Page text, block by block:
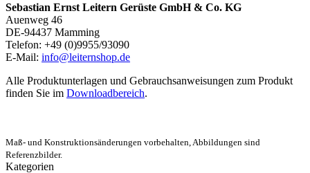
Sebastian Ernst Leitern Gerüste GmbH & Co. KG
Auenweg 46
DE-94437 Mamming
Telefon: +49 (0)9955/93090
E-Mail: info@leiternshop.de
Alle Produktunterlagen und Gebrauchsanweisungen zum Produkt
finden Sie im Downloadbereich.
Maß- und Konstruktionsänderungen vorbehalten, Abbildungen sind
Referenzbilder.
Kategorien